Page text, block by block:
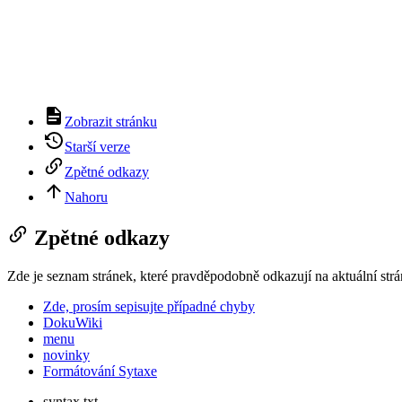
Zobrazit stránku
Starší verze
Zpětné odkazy
Nahoru
Zpětné odkazy
Zde je seznam stránek, které pravděpodobně odkazují na aktuální
Zde, prosím sepisujte případné chyby
DokuWiki
menu
novinky
Formátování Sytaxe